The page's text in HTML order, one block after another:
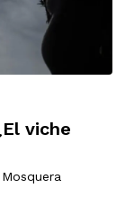
viche
Mosquera